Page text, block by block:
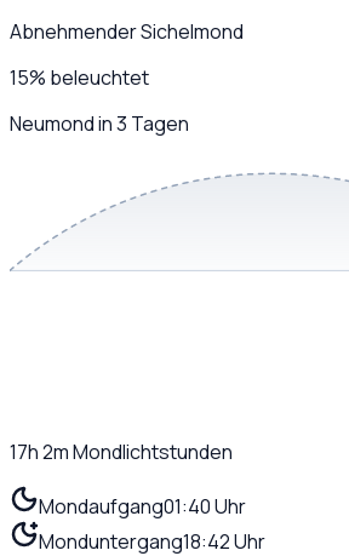
Abnehmender Sichelmond
15% beleuchtet
Neumond in 3 Tagen
17h 2mMondlichtstunden
Mondaufgang01:40 Uhr
Monduntergang18:42 Uhr